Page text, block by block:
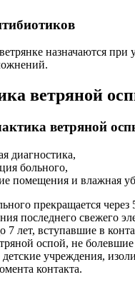
назначаются при
ветряной
ветряной
диагностика,
больного,
помещения и влажная
прекращается через
последнего свежего
7 лет, вступавшие в
оспой, не
учреждения,
контакта.